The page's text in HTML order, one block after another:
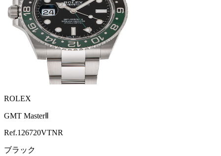
ROLEX
GMT MasterⅡ
Ref.126720VTNR
ブラック